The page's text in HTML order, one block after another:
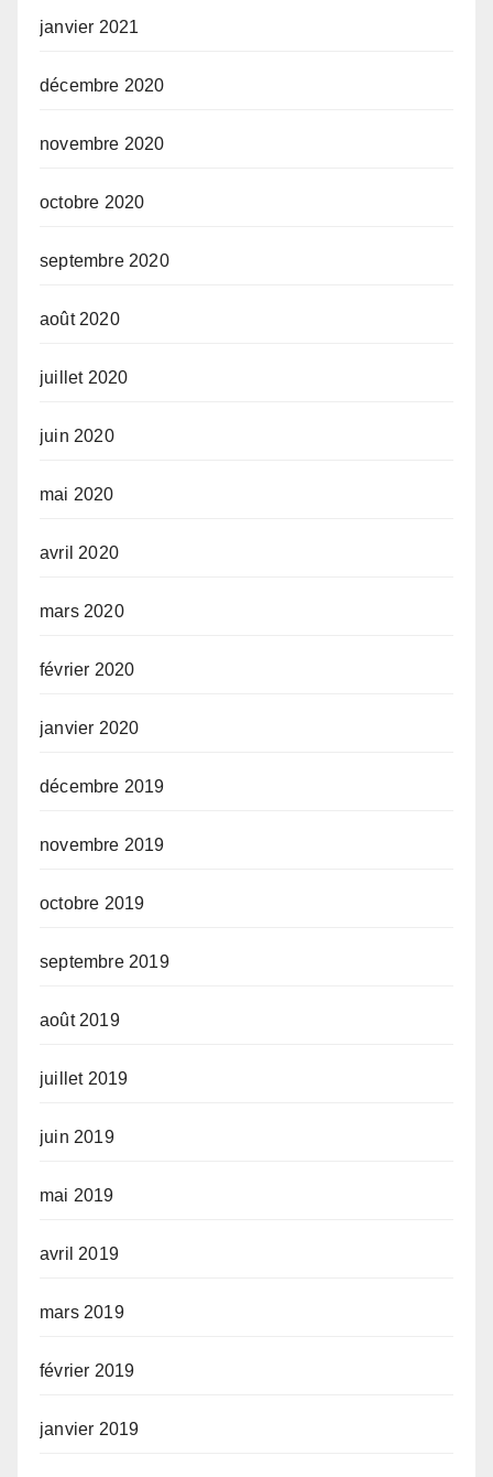
janvier 2021
décembre 2020
novembre 2020
octobre 2020
septembre 2020
août 2020
juillet 2020
juin 2020
mai 2020
avril 2020
mars 2020
février 2020
janvier 2020
décembre 2019
novembre 2019
octobre 2019
septembre 2019
août 2019
juillet 2019
juin 2019
mai 2019
avril 2019
mars 2019
février 2019
janvier 2019